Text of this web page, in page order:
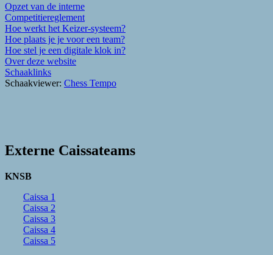
Opzet van de interne
Competitiereglement
Hoe werkt het Keizer-systeem?
Hoe plaats je je voor een team?
Hoe stel je een digitale klok in?
Over deze website
Schaaklinks
Schaakviewer: Chess Tempo
Externe Caissateams
KNSB
Caissa 1
Caissa 2
Caissa 3
Caissa 4
Caissa 5